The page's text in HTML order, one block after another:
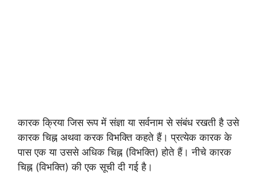
कारक क्रिया जिस रूप में संज्ञा या सर्वनाम से संबंध रखती है उसे
कारक चिह्न अथवा करक विभक्ति कहते हैं। प्रत्येक कारक के
पास एक या उससे अधिक चिह्न (विभक्ति) होते हैं। नीचे कारक
चिह्न (विभक्ति) की एक सूची दी गई है।